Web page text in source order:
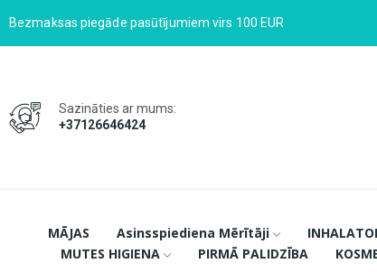
Bezmaksas piegāde pasūtījumiem virs 100 EUR
Sazināties ar mums:
+37126646424
MĀJAS Asinsspiediena Mērītāji
MUTES HIGIENA
PIRMĀ PALIDZĪBA